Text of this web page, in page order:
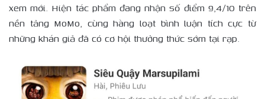
xem mới. Hiện tác phẩm đang nhận số điểm 9,4/10 trên
nền tảng MoMo, cùng hàng loạt bình luận tích cực từ
những khán giả đã có cơ hội thưởng thức sớm tại rạp.